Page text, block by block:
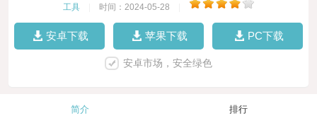
工具 时间：2024-05-28
安卓下载 苹果下载 PC下载
安卓市场，安全绿色
简介 排行